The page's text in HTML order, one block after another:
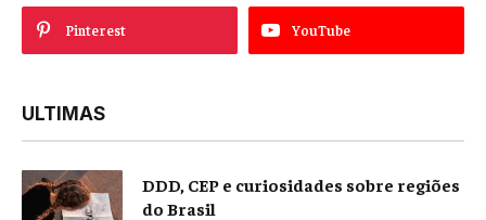
Pinterest YouTube
ULTIMAS
DDD, CEP e curiosidades sobre regiões
do Brasil